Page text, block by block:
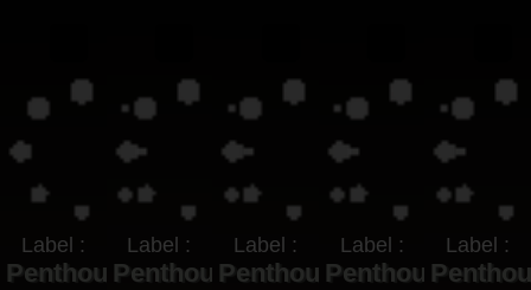
Label :
Penthouse
Label :
Penthouse
Label :
Penthouse
Label :
Penthouse
Label :